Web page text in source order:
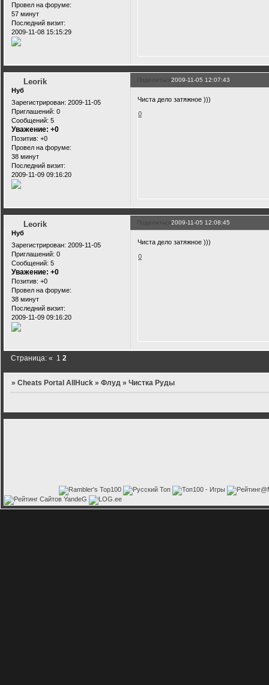
Провел на форуме:
57 минут
Последний визит:
2009-11-08 15:15:29
Поделиться2009-11-05 12:07:43
Leorik
Нуб
Зарегистрирован: 2009-11-05
Приглашений: 0
Сообщений: 5
Уважение: +0
Позитив: +0
Провел на форуме:
38 минут
Последний визит:
2009-11-09 09:16:20
Чиста дело затяжное )))
0
Поделиться2009-11-05 12:08:45
Leorik
Нуб
Зарегистрирован: 2009-11-05
Приглашений: 0
Сообщений: 5
Уважение: +0
Позитив: +0
Провел на форуме:
38 минут
Последний визит:
2009-11-09 09:16:20
Чиста дело затяжное )))
0
Страница:« 1 2
»Cheats Portal AllHuck »Флуд »Чистка Руды